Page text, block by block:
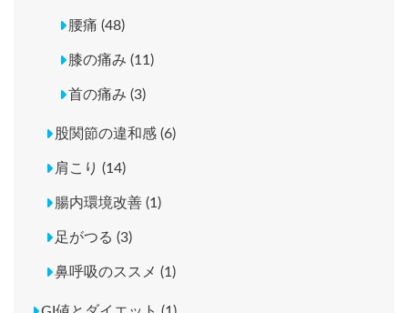
腰痛 (48)
膝の痛み (11)
首の痛み (3)
股関節の違和感 (6)
肩こり (14)
腸内環境改善 (1)
足がつる (3)
鼻呼吸のススメ (1)